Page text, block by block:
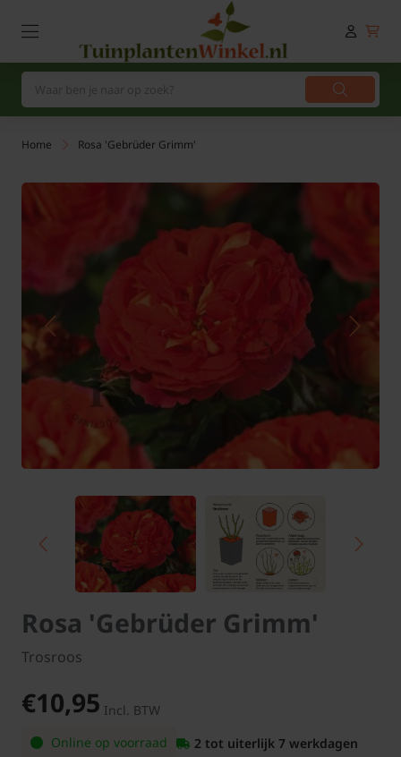
Home Rosa 'Gebrüder Grimm'
Rosa 'Gebrüder Grimm'
Trosroos
€10,95 Incl. BTW
Online op voorraad
2 tot uiterlijk 7 werkdagen